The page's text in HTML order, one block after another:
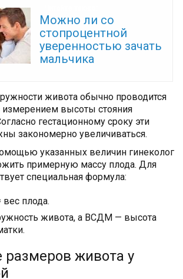
Можно ли со
стопроцентной
уверенностью зачать
мальчика
живота обычно проводится
высоты стояния
гестационному сроку эти
закономерно увеличиваться.
указанных величин гинеколог
примерную массу плода. Для
специальная формула:
плода.
живота, а ВСДМ — высота
размеров живота у